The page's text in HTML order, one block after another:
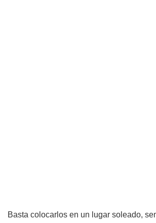
Basta colocarlos en un lugar soleado,